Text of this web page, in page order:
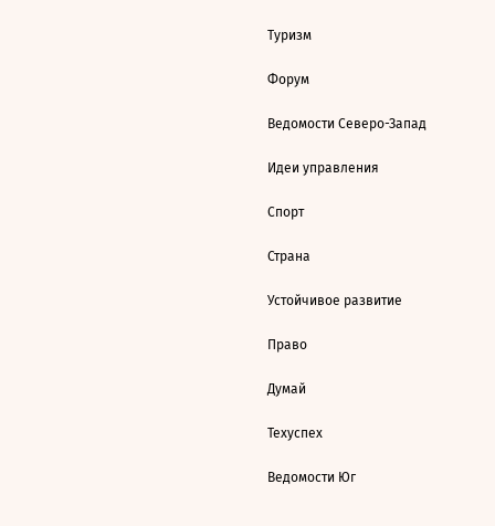
Туризм
Форум
Ведомости Северо-Запад
Идеи управления
Спорт
Страна
Устойчивое развитие
Право
Думай
Техуспех
Ведомости Юг